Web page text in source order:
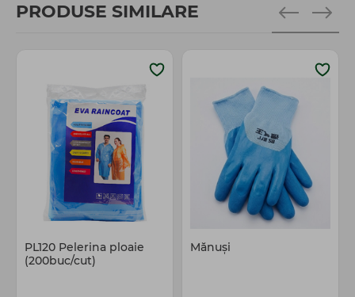
PRODUSE SIMILARE
PL120 Pelerina ploaie
(200buc/cut)
Mănuși